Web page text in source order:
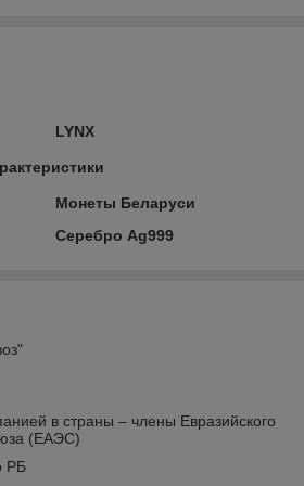
LYNX
Монеты Беларуси
Серебро Ag999
в страны – члены Евразийского
(ЕАЭС)
РБ